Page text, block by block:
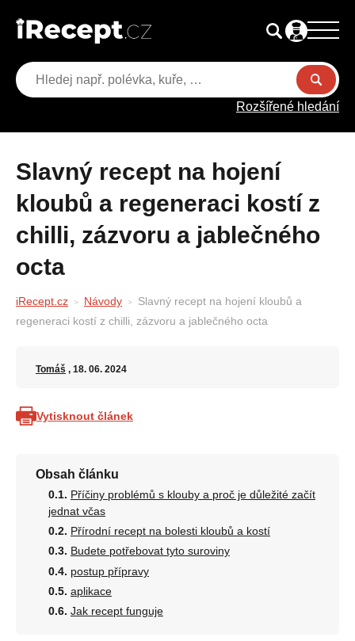
Rozšířené hledání
Slavný recept na hojení
kloubů a regeneraci kostí z
chilli, zázvoru a jablečného
octa
iRecept.cz Návody
Slavný recept na hojení kloubů a
regeneraci kostí z chilli, zázvoru a jablečného octa
Tomáš , 18. 06. 2024
Vytisknout článek
Obsah článku
Příčiny problémů s klouby a proč je důležité začít
jednat včas
Přírodní recept na bolesti kloubů a kostí
Budete potřebovat tyto suroviny
postup přípravy
aplikace
Jak recept funguje